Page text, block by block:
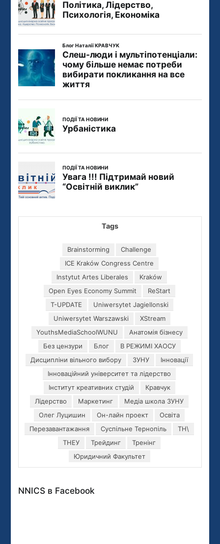
Tags
Brainstorming
Challenge
ICE Kraków Congress Centre
Instytut Artes Liberales
Kraków
Open Eyes Economy Summit
ReStart
T-UPDATE
Uniwersytet Jagiellonski
Uniwersytet Warszawski
XStream
YouthsMediaSchoolWUNU
Анатомія бізнесу
Без цензури
Блог
В РЕЖИМІ ХАОСУ
Дисципліни вільного вибору
ЗУНУ
Інновації
Інноваційний університет та лідерство
Інститут креативних студій
Кравчук
Лідерство
Маркетинг
Медіа школа ЗУНУ
Олег Луцишин
Он-лайн проект
Освіта
Перезавантажання
Суспільне Тернопіль
ТН\
ТНЕУ
Трейдинг
Тренінг
Юридичний Факультет
NNICS в Facebook